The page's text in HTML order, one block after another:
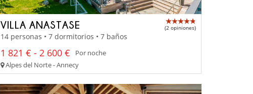
VILLA ANASTASE (2 opiniones)
14 personas • 7 dormitorios • 7 baños
1 821 € - 2 600 €
Por noche
Alpes del Norte - Annecy